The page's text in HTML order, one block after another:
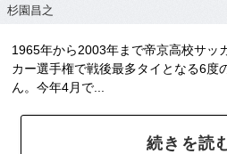
杉園昌之
1965年から2003年まで帝京高校サッ
カー選手権で戦後最多タイとなる6度
ん。今年4月で...
続きを読